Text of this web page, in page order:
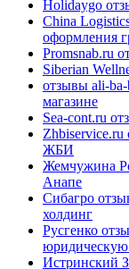
Holidaygo
China
оформления
Promsnab.ru
Siberian
отзывы ali-
магазине
Sea-cont.ru
ЖБИ
Жемчужина
Анапе
Сибагро
холдинг
Русгенко
Истринский